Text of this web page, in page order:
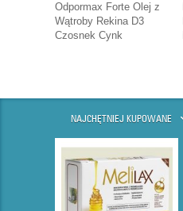
Odpormax Forte Olej z
Wątroby Rekina D3
Czosnek Cynk
NAJCHĘTNIEJ KUPOWANE